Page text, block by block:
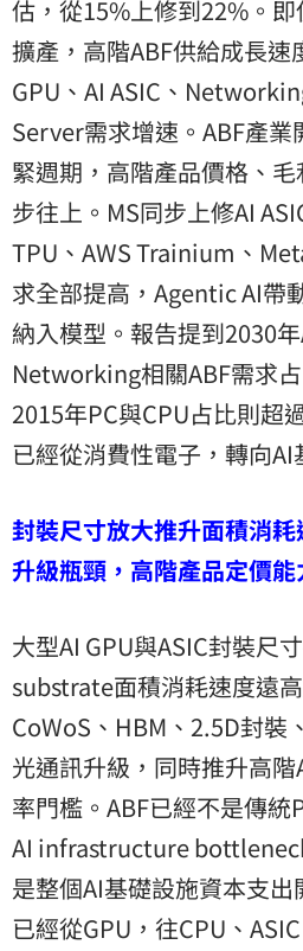
估，從15%上修到22%。
擴產，高階ABF供給成長速
GPU、AI ASIC、
Server需求增速。ABF產
緊週期，高階產品價格、
步往上。MS同步上修AI
TPU、AWS Trainium、
求全部提高，Agentic AI帶
納入模型。報告提到2030
Networking相關ABF需求
2015年PC與CPU占比則超
已經從消費性電子，轉向AI
封裝尺寸放大推升面積消
升級瓶頸，高階產品定價
大型AI GPU與ASIC封裝尺
substrate面積消耗速度遠
CoWoS、HBM、2.5D封裝
光通訊升級，同時推升高
率門檻。ABF已經不是傳統
AI infrastructure
是整個AI基礎設施資本支
已經從GPU，往CPU、